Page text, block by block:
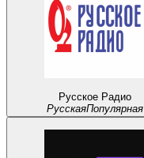
Русское Радио
РусскаяПопулярная